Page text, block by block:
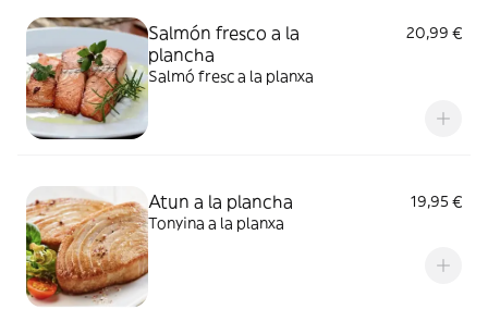
Salmón fresco a la
plancha
20,99 €
Salmó fresc a la planxa
Atun a la plancha
19,95 €
Tonyina a la planxa